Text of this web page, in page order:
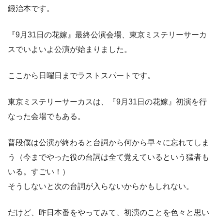
鍛治本です。
『9月31日の花嫁』最終公演会場、東京ミステリーサーカ
スでいよいよ公演が始まりました。
ここから日曜日までラストスパートです。
東京ミステリーサーカスは、『9月31日の花嫁』初演を行
なった会場でもある。
普段僕は公演が終わると台詞から何から早々に忘れてしま
う（今までやった役の台詞は全て覚えているという猛者も
いる。すごい！）
そうしないと次の台詞が入らないからかもしれない。
だけど、昨日本番をやってみて、初演のことを色々と思い